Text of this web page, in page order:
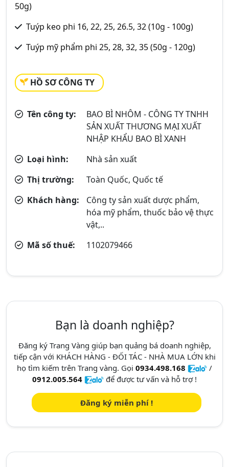
50g)
Tuýp keo phi 16, 22, 25, 26.5, 32 (10g - 100g)
Tuýp mỹ phẩm phi 25, 28, 32, 35 (50g - 120g)
HỒ SƠ CÔNG TY
Tên công ty:
BAO BÌ NHÔM - CÔNG TY TNHH
SẢN XUẤT THƯƠNG MẠI XUẤT
NHẬP KHẨU BAO BÌ XANH
Loại hình:
Nhà sản xuất
Thị trường:
Toàn Quốc, Quốc tế
Khách hàng:
Công ty sản xuất dược phẩm,
hóa mỹ phẩm, thuốc bảo vệ thực
vật,..
Mã số thuế:
1102079466
Bạn là doanh nghiệp?
Đăng ký Trang Vàng giúp bạn quảng bá doanh nghiệp,
tiếp cận với KHÁCH HÀNG - ĐỐI TÁC - NHÀ MUA LỚN khi
họ tìm kiếm trên Trang vàng. Gọi 0934.498.168
/
0912.005.564
để được tư vấn và hỗ trợ !
Đăng ký miễn phí !